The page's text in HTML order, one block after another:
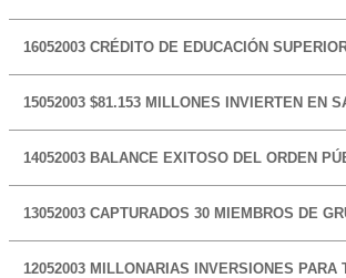
16052003 CRÉDITO DE EDUCACIÓN
15052003 $81.153 MILLONES INVIERTEN EN
14052003 BALANCE EXITOSO DEL ORDEN
13052003 CAPTURADOS 30 MIEMBROS DE
12052003 MILLONARIAS INVERSIONES